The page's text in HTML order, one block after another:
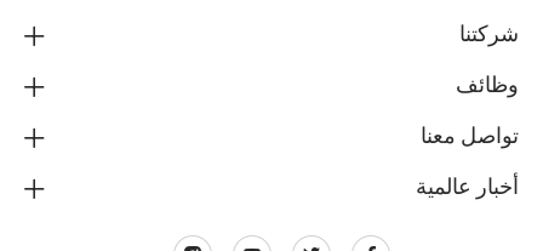
شركتنا
وظائف
تواصل معنا
أخبار عالمية